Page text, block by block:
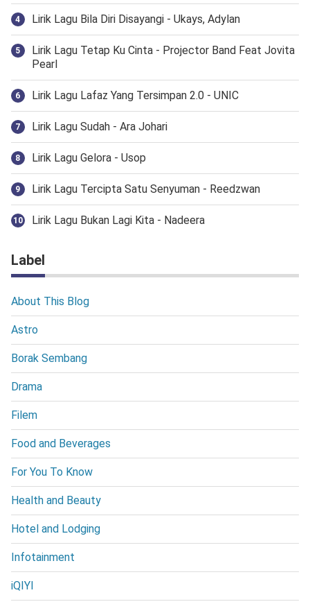
Lirik Lagu Bila Diri Disayangi - Ukays, Adylan
Lirik Lagu Tetap Ku Cinta - Projector Band Feat Jovita
Pearl
Lirik Lagu Lafaz Yang Tersimpan 2.0 - UNIC
Lirik Lagu Sudah - Ara Johari
Lirik Lagu Gelora - Usop
Lirik Lagu Tercipta Satu Senyuman - Reedzwan
Lirik Lagu Bukan Lagi Kita - Nadeera
Label
About This Blog
Astro
Borak Sembang
Drama
Filem
Food and Beverages
For You To Know
Health and Beauty
Hotel and Lodging
Infotainment
iQIYI